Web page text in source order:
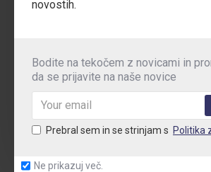
novostih.
Bodite na tekočem z novicami in
da se prijavite na naše novice
Prebral sem in se strinjam s Politika
Ne prikazuj več.